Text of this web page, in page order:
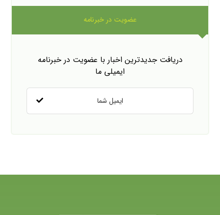
عضویت در خبرنامه
دریافت جدیدترین اخبار با عضویت در خبرنامه
ایمیلی ما